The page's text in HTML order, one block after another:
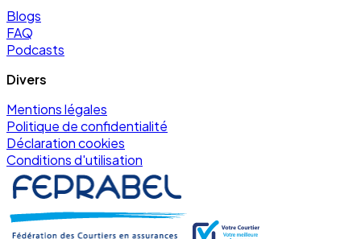
Blogs
FAQ
Podcasts
Divers
Mentions légales
Politique de confidentialité
Déclaration cookies
Conditions d'utilisation